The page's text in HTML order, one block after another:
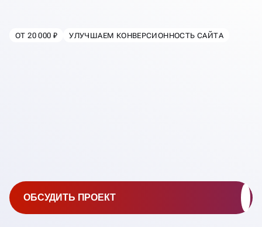
ПО 150+ ПАРАМЕТРАМ
ОТ 20 000 ₽ УЛУЧШАЕМ КОНВЕРСИОННОСТЬ САЙТА
ОБСУДИТЬ ПРОЕКТ